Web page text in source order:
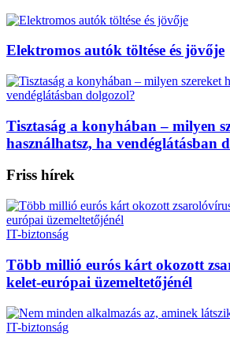
Elektromos autók töltése és jövője
Tisztaság a konyhában – milyen
használhatsz, ha vendéglátásban
Friss hírek
IT-biztonság
Több millió eurós kárt okozott
kelet-európai üzemeltetőjénél
IT-biztonság